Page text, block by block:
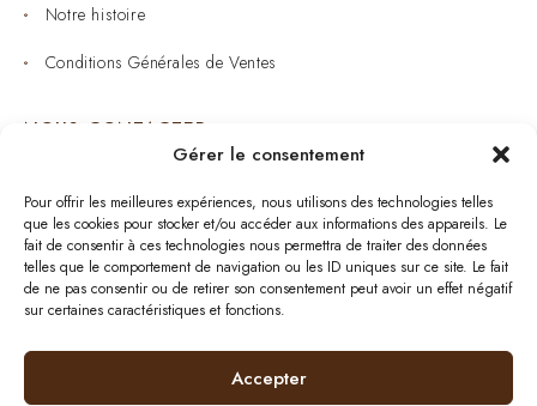
Gérer le consentement
Pour offrir les meilleures expériences, nous utilisons des technologies telles
que les cookies pour stocker et/ou accéder aux informations des appareils. Le
fait de consentir à ces technologies nous permettra de traiter des données
telles que le comportement de navigation ou les ID uniques sur ce site. Le fait
de ne pas consentir ou de retirer son consentement peut avoir un effet négatif
sur certaines caractéristiques et fonctions.
Accepter
Notre histoire
Conditions Générales de Ventes
NOUS CONTACTER
Bijouterie : 05 53 53 64 11
Mardi au Samedi: 09:00 - 19:00
bijouterie.lavergne@orange.fr